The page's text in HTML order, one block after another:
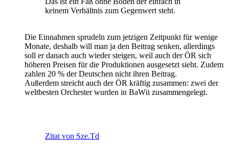
keinem Verhältnis zum Gegenwert steht.
Die Einnahmen sprudeln zum jetzigen Zeitpunkt für wenige
Monate, deshalb will man ja den Beitrag senken, allerdings
soll er danach auch wieder steigen, weil auch der ÖR sich
höheren Preisen für die Produktionen ausgesetzt sieht. Zudem
zahlen 20 % der Deutschen nicht ihren Beitrag.
Außerdem streicht auch der ÖR kräftig zusammen: zwei der
weltbesten Orchester wurden in BaWü zusammengelegt.
Zitat von Sze.Td